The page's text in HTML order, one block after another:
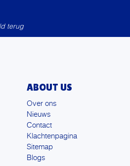
terug
ABOUT US
Over ons
Nieuws
Contact
Klachtenpagina
Sitemap
Blogs